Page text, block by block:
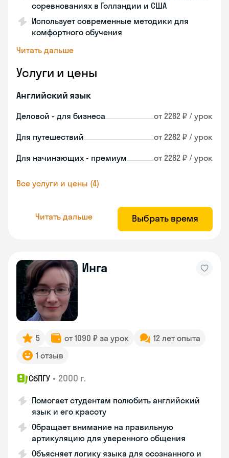
соревнованиях в Голландии и США
Использует современные методики для
комфортного обучения
Читать дальше
Услуги и цены
Английский язык
Деловой - для бизнеса от 2282 ₽ / урок
Для путешествий от 2282 ₽ / урок
Для начинающих - премиум от 2282 ₽ / урок
Все услуги и цены (4)
Читать дальше Выбрать время
Инга
5 от 1090 ₽ за урок
12 лет опыта
1 отзыв
СбПГУ • 2000 г.
Помогает студентам полюбить английский
язык и его красоту
Обращает внимание на правильную
артикуляцию для уверенного общения
Объясняет логику языка для осознанного и